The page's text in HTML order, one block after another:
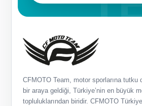
CFMOTO Team, motor sporlarına tutku
bir araya geldiği, Türkiye’nin en büyük
topluluklarından biridir. CFMOTO